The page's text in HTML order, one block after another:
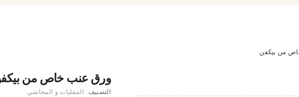
من بيكفن
ورق عنب خاص من
التصنيف: المقليات و المحاشي